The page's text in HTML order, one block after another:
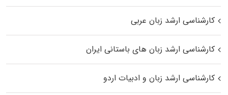
کارشناسی ارشد زبان عربی
کارشناسی ارشد زبان‌ های باستانی ایران
کارشناسی ارشد زبان و ادبیات اردو